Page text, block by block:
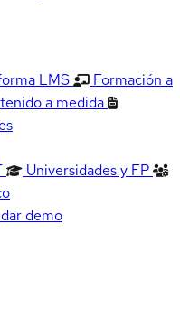
LMS
Formación a
a medida
Universidades y FP
demo